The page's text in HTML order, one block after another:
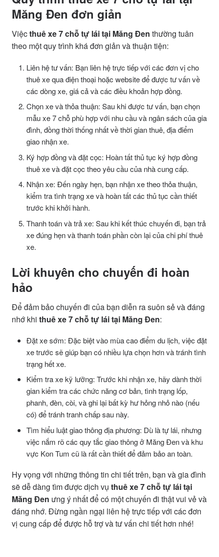
Măng Đen đơn giản
Việcthuê xe 7 chỗ tự lái tại Măng Đen thường tuân
theo một quy trình khá đơn giản và thuận tiện:
Liên hệ tư vấn: Bạn liên hệ trực tiếp với các đơn vị cho
thuê xe qua điện thoại hoặc website để được tư vấn về
các dòng xe, giá cả và các điều khoản hợp đồng.
Chọn xe và thỏa thuận: Sau khi được tư vấn, bạn chọn
mẫu xe 7 chỗ phù hợp với nhu cầu và ngân sách của gia
đình, đồng thời thống nhất về thời gian thuê, địa điểm
giao nhận xe.
Ký hợp đồng và đặt cọc: Hoàn tất thủ tục ký hợp đồng
thuê xe và đặt cọc theo yêu cầu của nhà cung cấp.
Nhận xe: Đến ngày hẹn, bạn nhận xe theo thỏa thuận,
kiểm tra tình trạng xe và hoàn tất các thủ tục cần thiết
trước khi khởi hành.
Thanh toán và trả xe: Sau khi kết thúc chuyến đi, bạn trả
xe đúng hẹn và thanh toán phần còn lại của chi phí thuê
xe.
Lời khuyên cho chuyến đi hoàn
hảo
Để đảm bảo chuyến đi của bạn diễn ra suôn sẻ và đáng
nhớ khi thuê xe 7 chỗ tự lái tại Măng Đen:
Đặt xe sớm: Đặc biệt vào mùa cao điểm du lịch, việc đặt
xe trước sẽ giúp bạn có nhiều lựa chọn hơn và tránh tình
trạng hết xe.
Kiểm tra xe kỹ lưỡng: Trước khi nhận xe, hãy dành thời
gian kiểm tra các chức năng cơ bản, tình trạng lốp,
phanh, đèn, còi, và ghi lại bất kỳ hư hỏng nhỏ nào (nếu
có) để tránh tranh chấp sau này.
Tìm hiểu luật giao thông địa phương: Dù là tự lái, nhưng
việc nắm rõ các quy tắc giao thông ở Măng Đen và khu
vực Kon Tum cũ là rất cần thiết để đảm bảo an toàn.
Hy vọng với những thông tin chi tiết trên, bạn và gia đình
sẽ dễ dàng tìm được dịch vụ thuê xe 7 chỗ tự lái tại
Măng Đen ưng ý nhất để có một chuyến đi thật vui vẻ và
đáng nhớ. Đừng ngần ngại liên hệ trực tiếp với các đơn
vị cung cấp để được hỗ trợ và tư vấn chi tiết hơn nhé!